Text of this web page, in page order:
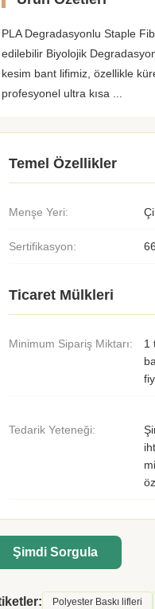
PLA Degradasyonlu Staple
edilebilir Biyolojik
kesim bant lifimiz, özellikle
profesyonel ultra kısa ...
Temel Özellikler
Menşe Yeri:
Sertifikasyon:
Ticaret Mülkleri
Minimum Sipariş Miktarı:
1
Tedarik Yeteneği:
Şimdi Sorgula
Polyester Baskı lifleri